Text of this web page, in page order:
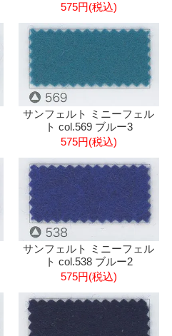
575円(税込)
サンフェルト ミニーフェル
ト col.569 ブルー3
575円(税込)
サンフェルト ミニーフェル
ト col.538 ブルー2
575円(税込)